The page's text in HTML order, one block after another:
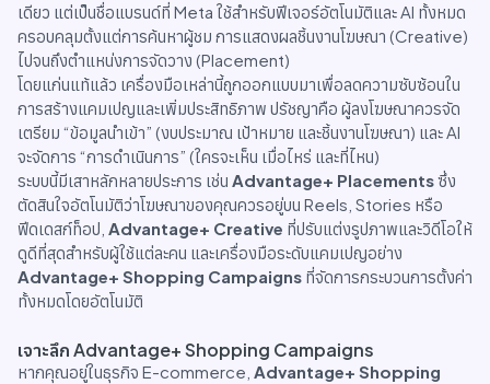
เดียว แต่เป็นชื่อแบรนด์ที่ Meta ใช้สำหรับฟีเจอร์อัตโนมัติและ AI ทั้งหมด
ครอบคลุมตั้งแต่การค้นหาผู้ชม การแสดงผลชิ้นงานโฆษณา (Creative)
ไปจนถึงตำแหน่งการจัดวาง (Placement)
โดยแก่นแท้แล้ว เครื่องมือเหล่านี้ถูกออกแบบมาเพื่อลดความซับซ้อนใน
การสร้างแคมเปญและเพิ่มประสิทธิภาพ ปรัชญาคือ ผู้ลงโฆษณาควรจัด
เตรียม “ข้อมูลนำเข้า” (งบประมาณ เป้าหมาย และชิ้นงานโฆษณา) และ AI
จะจัดการ “การดำเนินการ” (ใครจะเห็น เมื่อไหร่ และที่ไหน)
ระบบนี้มีเสาหลักหลายประการ เช่น Advantage+ Placementsซึ่ง
ตัดสินใจอัตโนมัติว่าโฆษณาของคุณควรอยู่บน Reels, Stories หรือ
ฟีดเดสก์ท็อป, Advantage+ Creative ที่ปรับแต่งรูปภาพและวิดีโอให้
ดูดีที่สุดสำหรับผู้ใช้แต่ละคน และเครื่องมือระดับแคมเปญอย่าง
Advantage+ Shopping Campaigns ที่จัดการกระบวนการตั้งค่า
ทั้งหมดโดยอัตโนมัติ
เจาะลึก Advantage+ Shopping Campaigns
หากคุณอยู่ในธุรกิจ E-commerce, Advantage+ Shopping